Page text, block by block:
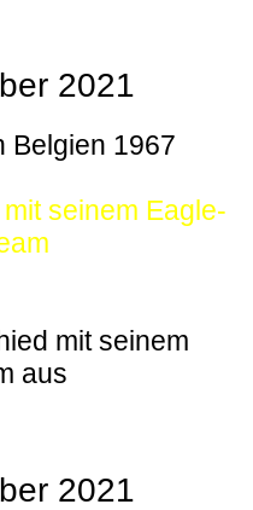
2021
Belgien 1967
seinem Eagle-
mit seinem
aus
2021